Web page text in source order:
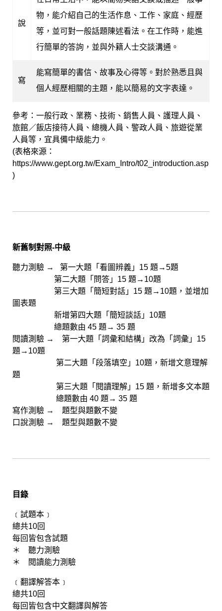
說
物，能介紹自己的生活作息、工作、家庭、經歷
等，並可對一般話題陳述看法。在工作時，能進
行簡單的答詢，並與外籍人士交談溝通。
寫
能寫簡單的書信、故事及心得等。對於熟悉且與
個人經歷相關的主題，能以簡易的文字表達。
參考：一般行政、業務、技術、銷售人員、護理人員、
旅館／飯店接待人員、總機人員、警政人員、旅遊從業
人員等，宜具備中級能力。
(表格來源：
https://www.gept.org.tw/Exam_Intro/t02_introduction.asp
)
新舊制對照-中級
聽力測驗 → 第一大題「看圖辨義」15 題→5題
第二大題「問答」15 題→10題
第三大題「簡短對話」15 題→10題，並增加
圖表題
新增第四大題「簡短談話」10題
總題數由 45 題→ 35 題
閱讀測驗 → 第一大題「詞彙和結構」改為「詞彙」15
題→10題
第二大題「段落填空」10題，新增文意理解
題
第三大題「閱讀理解」15 題，新增多文本題
總題數由 40 題→ 35 題
寫作測驗 → 題型與題數不變
口說測驗 → 題型與題數不變
目錄
﹝試題本﹞
總共10回
每回皆包含試題
＊ 聽力測驗
＊ 閱讀能力測驗
﹝翻譯解答本﹞
總共10回
每回皆包含中文翻譯與解答